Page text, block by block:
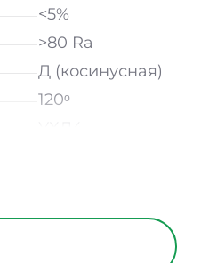
<5%
>80 Ra
Д (косинусная)
120ᵒ
II